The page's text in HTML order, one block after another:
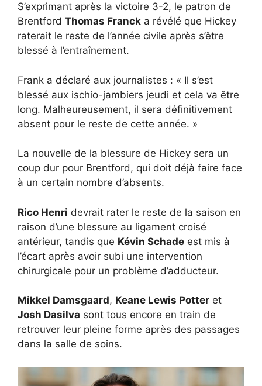
S’exprimant après la victoire 3-2, le patron de
Brentford Thomas Franck a révélé que Hickey
raterait le reste de l’année civile après s’être
blessé à l’entraînement.
Frank a déclaré aux journalistes : « Il s’est
blessé aux ischio-jambiers jeudi et cela va être
long. Malheureusement, il sera définitivement
absent pour le reste de cette année. »
La nouvelle de la blessure de Hickey sera un
coup dur pour Brentford, qui doit déjà faire face
à un certain nombre d’absents.
Rico Henri devrait rater le reste de la saison en
raison d’une blessure au ligament croisé
antérieur, tandis que Kévin Schade est mis à
l’écart après avoir subi une intervention
chirurgicale pour un problème d’adducteur.
Mikkel Damsgaard, Keane Lewis Potter et
Josh Dasilva sont tous encore en train de
retrouver leur pleine forme après des passages
dans la salle de soins.